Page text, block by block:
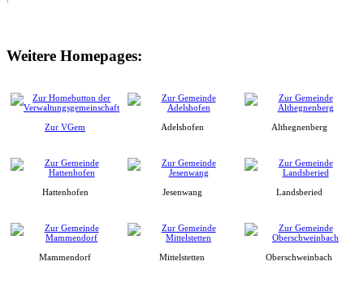
Weitere Homepages:
Zur VGem Adelshofen Althegnenberg
Hattenhofen Jesenwang Landsberied
Mammendorf Mittelstetten Oberschweinbach